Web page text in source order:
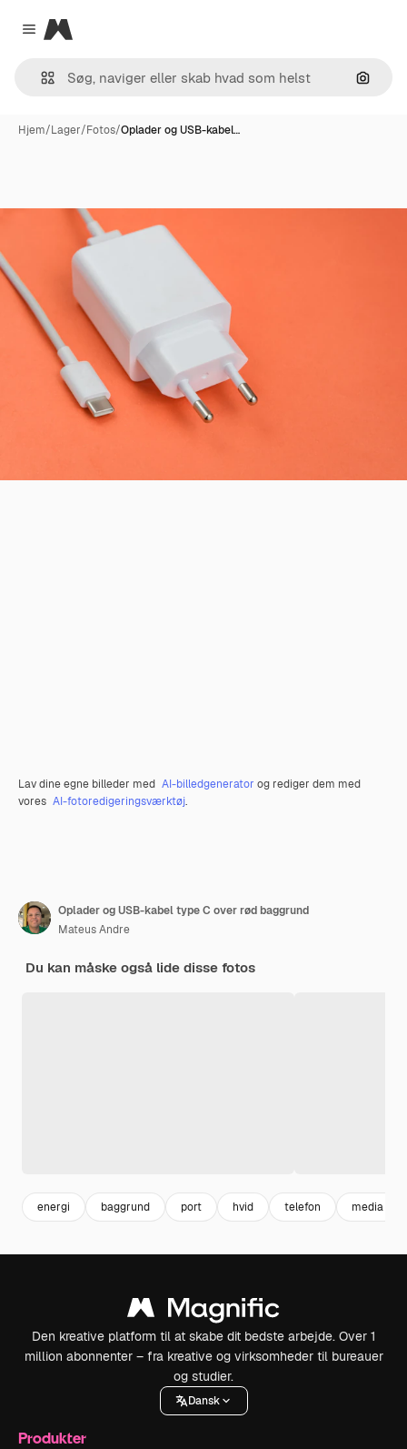
Close menu
Magnific
Søg
Hjem/Lager/Fotos/Oplader og USB-kabel…
Lav dine egne billeder med AI-billedgenerator og rediger dem med
vores AI-fotoredigeringsværktøj.
Oplader og USB-kabel type C over rød baggrund
Mateus Andre
Du kan måske også lide disse fotos
energi baggrund port hvid telefon media
Den kreative platform til at skabe dit bedste arbejde. Over 1
million abonnenter – fra kreative og virksomheder til bureauer
og studier.
Dansk
Produkter